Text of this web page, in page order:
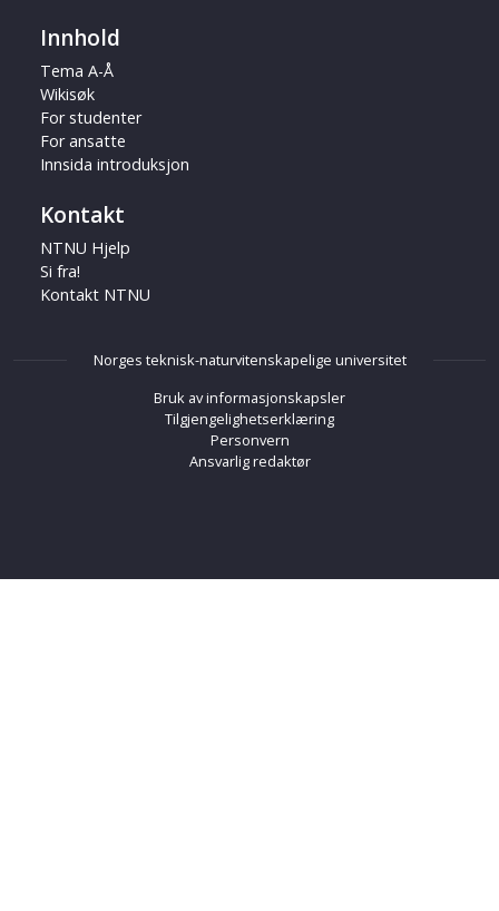
Innhold
Tema A-Å
Wikisøk
For studenter
For ansatte
Innsida introduksjon
Kontakt
NTNU Hjelp
Si fra!
Kontakt NTNU
Norges teknisk-naturvitenskapelige universitet
Bruk av informasjonskapsler
Tilgjengelighetserklæring
Personvern
Ansvarlig redaktør